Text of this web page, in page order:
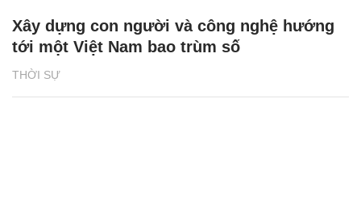
THỜI SỰ
Xây dựng con người và công nghệ hướng
tới một Việt Nam bao trùm số